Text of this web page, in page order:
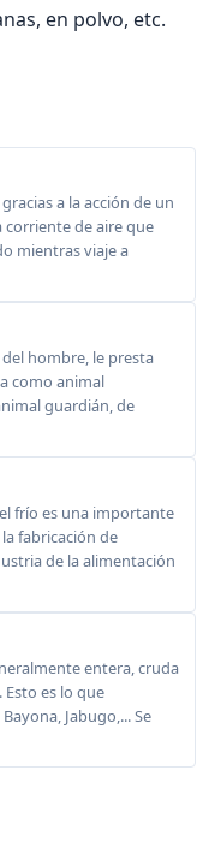
en polvo, etc.
a la acción de un
corriente de aire que
mientras viaje a
hombre, le presta
como animal
guardián, de
frío es una importante
fabricación de
de la alimentación
entera, cruda
es lo que
Jabugo,... Se